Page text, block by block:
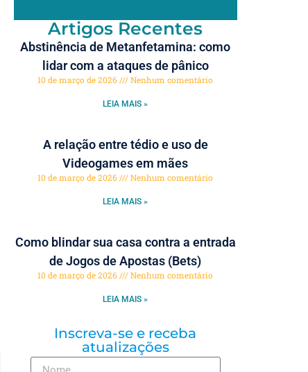
Artigos Recentes
Abstinência de Metanfetamina: como
lidar com a ataques de pânico
10 de março de 2026 Nenhum comentário
LEIA MAIS »
A relação entre tédio e uso de
Videogames em mães
10 de março de 2026 Nenhum comentário
LEIA MAIS »
Como blindar sua casa contra a entrada
de Jogos de Apostas (Bets)
10 de março de 2026 Nenhum comentário
LEIA MAIS »
Inscreva-se e receba
atualizações